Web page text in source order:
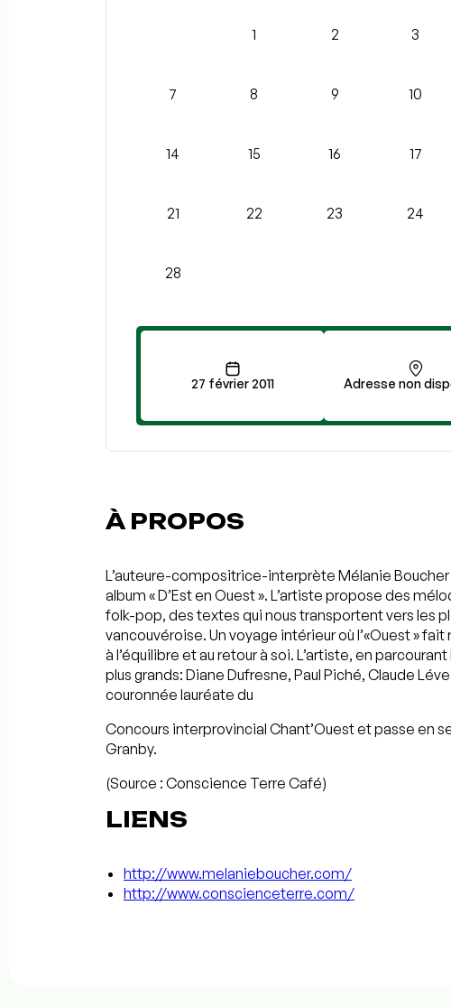
1 2 3
7 8 9 10
14 15 16 17
21 22 23 24
28
27 février 2011 Adresse non
À PROPOS
L’auteure-compositrice-interprète Mélanie
album « D’Est en Ouest ». L’artiste propose des
folk-pop, des textes qui nous transportent vers les
vancouvéroise. Un voyage intérieur où l’«Ouest » fait
à l’équilibre et au retour à soi. L’artiste, en
plus grands: Diane Dufresne, Paul Piché, Claude
couronnée lauréate du
Concours interprovincial Chant’Ouest et passe en
Granby.
(Source : Conscience Terre Café)
LIENS
http://www.melanieboucher.com/
http://www.conscienceterre.com/